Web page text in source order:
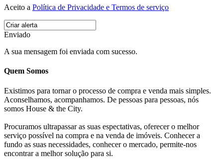
Aceito a Política de Privacidade e Termos de serviço
Enviado
A sua mensagem foi enviada com sucesso.
Quem Somos
Existimos para tornar o processo de compra e venda mais simples.
Aconselhamos, acompanhamos. De pessoas para pessoas, nós
somos House & the City.
Procuramos ultrapassar as suas espectativas, oferecer o melhor
serviço possível na compra e na venda de imóveis. Conhecer a
fundo as suas necessidades, conhecer o mercado, permite-nos
encontrar a melhor solução para si.